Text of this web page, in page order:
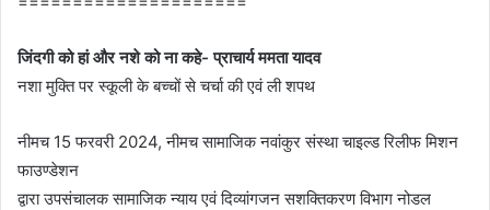
जिंदगी को हां और नशे को ना कहे- प्राचार्य ममता यादव
नशा मुक्ति पर स्‍कूली के बच्‍चों से चर्चा की एवं ली शपथ
नीमच 15 फरवरी 2024, नीमच सामाजिक नवांकुर संस्‍था चाइल्ड रिलीफ मिशन
फाउण्‍डेशन
द्वारा उपसंचालक सामाजिक न्‍याय एवं दिव्‍यांगजन सशक्तिकरण विभाग नोडल